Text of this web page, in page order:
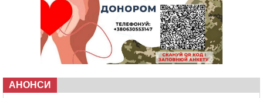
Всі опинилися в кюветі: у Будищі зіткнулися два
автомобілі та мотоцикл
На Черкащині боржникам за електроенергію
нарахують 3% річних та інфляційні втрати
Черкащина серед лідерів за кількістю штрафів для
ТЦК
АНОНСИ